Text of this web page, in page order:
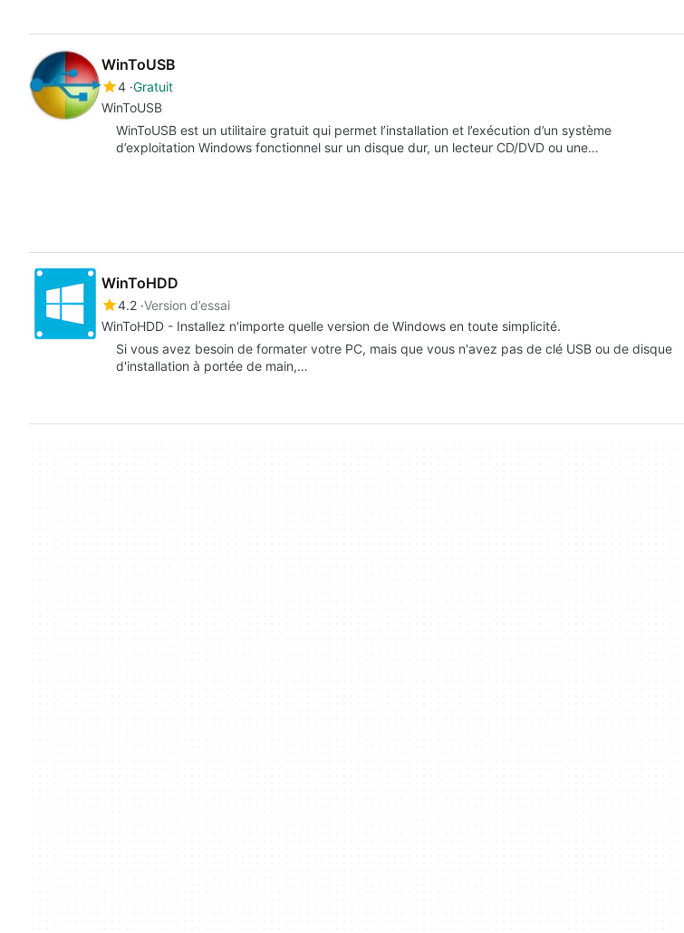
WinToUSB
4 Gratuit
WinToUSB
WinToUSB est un utilitaire gratuit qui permet l’installation et l’exécution d’un système
d’exploitation Windows fonctionnel sur un disque dur, un lecteur CD/DVD ou une…
WinToHDD
4.2 Version d’essai
WinToHDD - Installez n'importe quelle version de Windows en toute simplicité.
Si vous avez besoin de formater votre PC, mais que vous n'avez pas de clé USB ou de disque
d'installation à portée de main,…